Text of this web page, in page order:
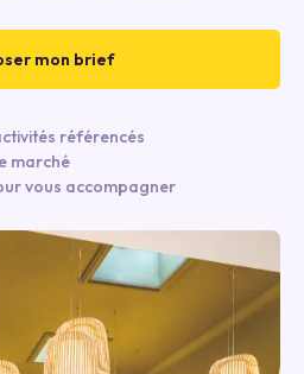
mon brief
référencés
marché
vous accompagner